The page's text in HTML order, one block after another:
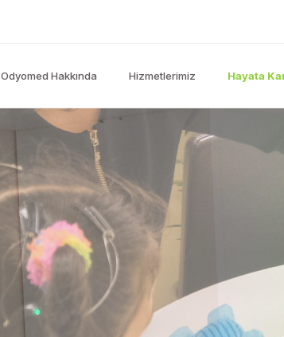
Odyomed Hakkında Hizmetlerimiz Hayata